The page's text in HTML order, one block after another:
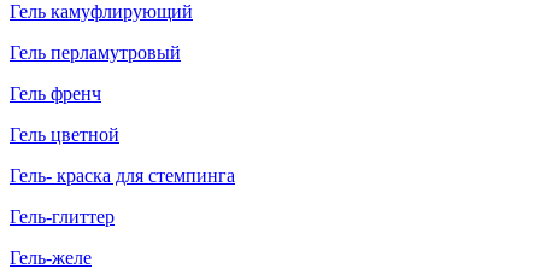
Гель камуфлирующий
Гель перламутровый
Гель френч
Гель цветной
Гель- краска для стемпинга
Гель-глиттер
Гель-желе